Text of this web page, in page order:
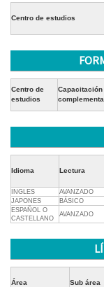
Centro de estudios
Centro de
estudios
Capacitación
Idioma Lectura
INGLES AVANZADO
JAPONES
BÁSICO
ESPAÑOL O
CASTELLANO
AVANZADO
Área Sub área